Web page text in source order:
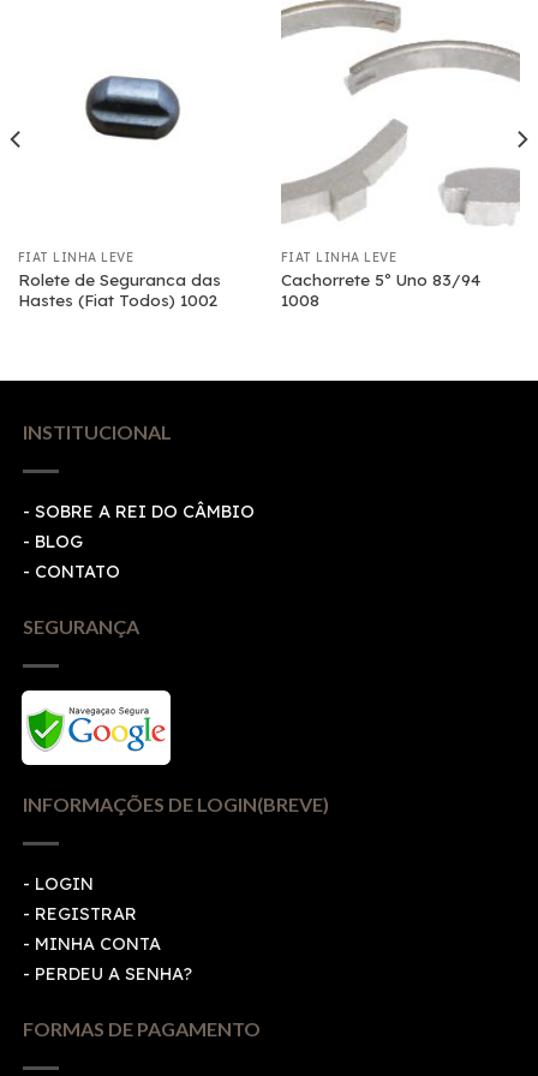
FIAT LINHA LEVE
Rolete de Seguranca das
Hastes (Fiat Todos) 1002
FIAT LINHA LEVE
Cachorrete 5º Uno 83/94
1008
INSTITUCIONAL
- SOBRE A REI DO CÂMBIO
- BLOG
- CONTATO
SEGURANÇA
INFORMAÇÕES DE LOGIN(BREVE)
- LOGIN
- REGISTRAR
- MINHA CONTA
- PERDEU A SENHA?
FORMAS DE PAGAMENTO